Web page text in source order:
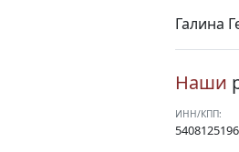
Галина
Наши
ИНН/КПП: